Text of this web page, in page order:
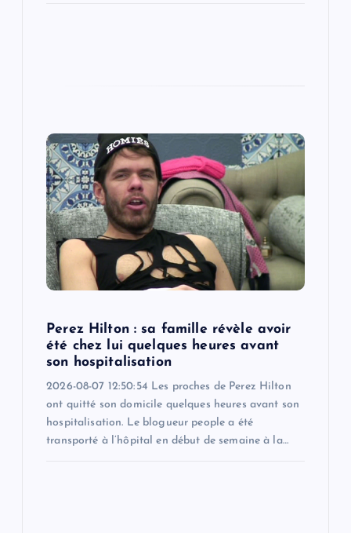
Perez Hilton : sa famille révèle avoir
été chez lui quelques heures avant
son hospitalisation
2026-08-07 12:50:54 Les proches de Perez Hilton
ont quitté son domicile quelques heures avant son
hospitalisation. Le blogueur people a été
transporté à l’hôpital en début de semaine à la…